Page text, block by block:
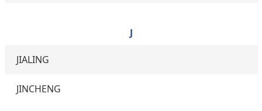
J
JIALING
JINCHENG